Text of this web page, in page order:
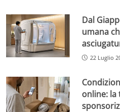
Dal
umana
22 Luglio
online: